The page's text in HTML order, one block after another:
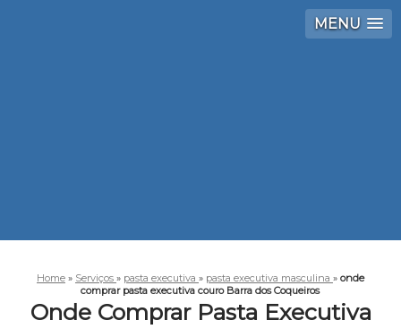
MENU
Home » Serviços » pasta executiva » pasta executiva masculina » onde
comprar pasta executiva couro Barra dos Coqueiros
Onde Comprar Pasta Executiva